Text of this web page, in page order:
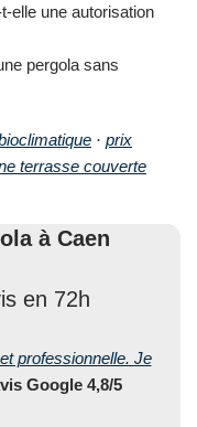
elle une autorisation
pergola sans
· prix
terrasse couverte
à Caen
en 72h
professionnelle. Je
Google 4,8/5